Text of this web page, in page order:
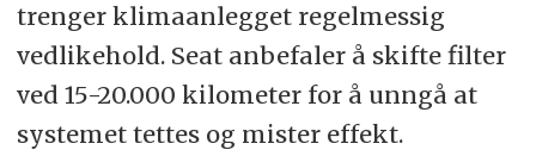
trenger klimaanlegget regelmessig
vedlikehold. Seat anbefaler å skifte filter
ved 15-20.000 kilometer for å unngå at
systemet tettes og mister effekt.